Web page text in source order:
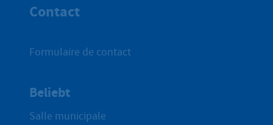
Contact
Formulaire de contact
Beliebt
Salle municipale